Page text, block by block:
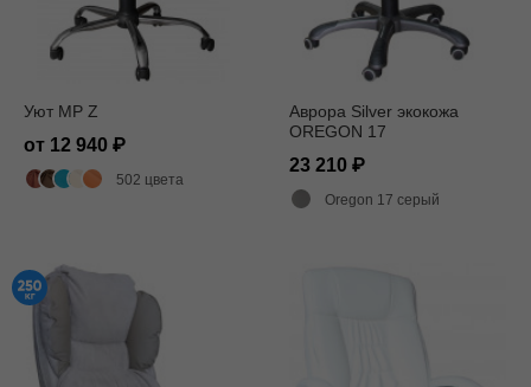
Уют MP Z
от 12 940
502 цвета
Аврора Silver экокожа
OREGON 17
23 210
Oregon 17 серый